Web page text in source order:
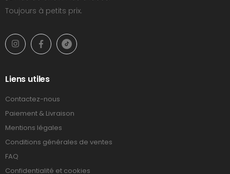
Toujours à petits prix.
Liens utiles
Contactez-nous
Paiement & Livraison
Mentions légales
Conditions générales de ventes
FAQ
Confidentialité et cookies